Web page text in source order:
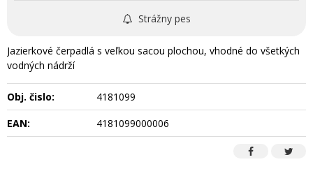
Strážny pes
Jazierkové čerpadlá s veľkou sacou plochou, vhodné do všetkých
vodných nádrží
Obj. čislo:
4181099
EAN:
4181099000006